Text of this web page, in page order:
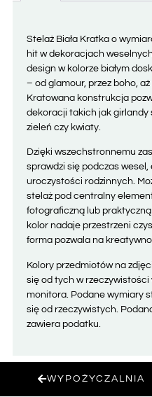
Stelaż Biała Kratka o
hit w dekoracjach
design w kolorze białym
– od glamour, przez boho,
Kratowana konstrukcja
dekoracji takich jak girlandy
zieleń czy kwiaty.
Dzięki wszechstronnemu
sprawdzi się podczas
uroczystości rodzinnych.
stelaż pod centralny
fotograficzną lub
kolor nadaje przestrzeni
forma pozwala na
Kolory przedmiotów na
się od tych w rzeczywistości
monitora. Podane wymiary
się od rzeczywistych.
zawiera podatku.
WYPOŻYCZALNIA